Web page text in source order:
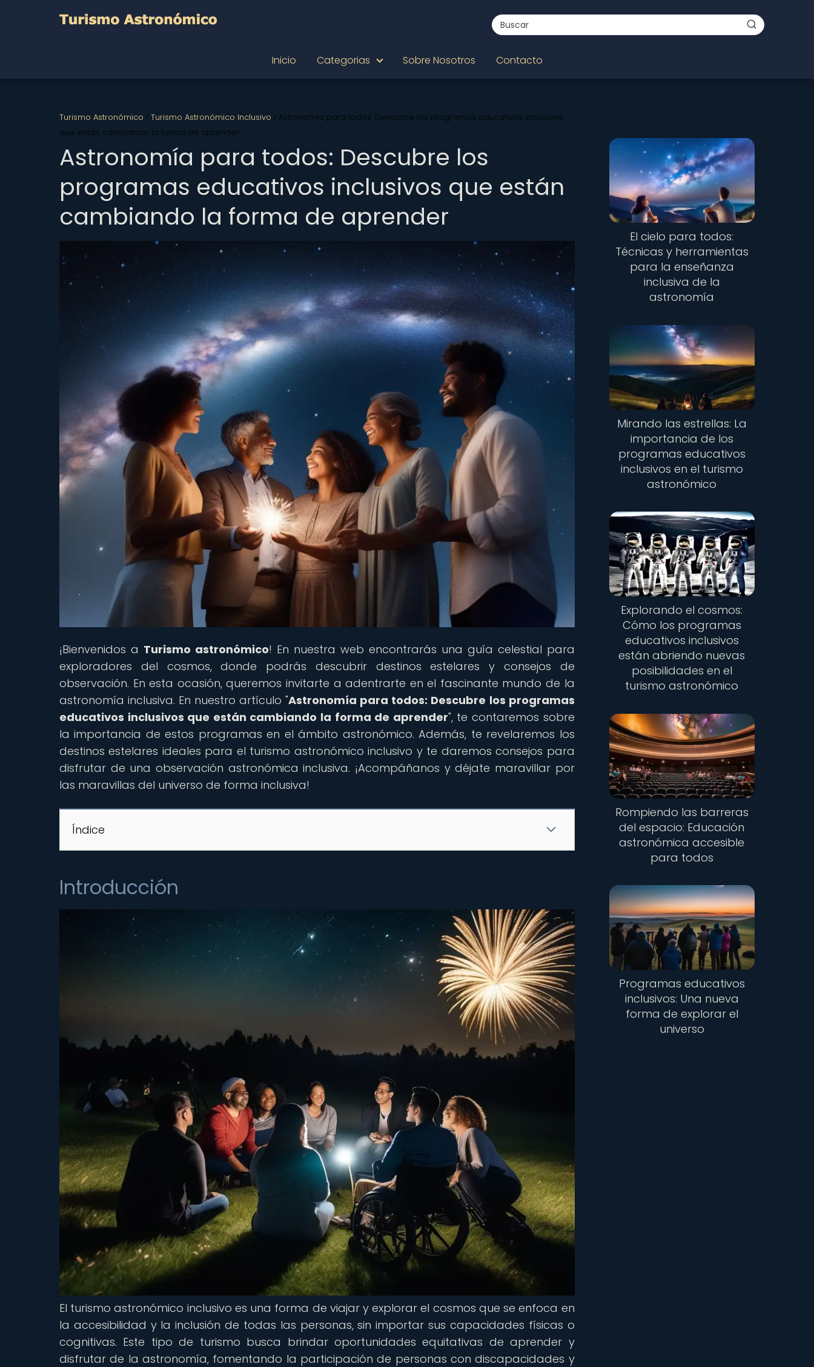
Inicio Categorias Sobre Nosotros Contacto
Turismo Astronómico Turismo Astronómico Inclusivo
Astronomía para todos: Descubre los programas educativos inclusivos
que están cambiando la forma de aprender
Astronomía para todos: Descubre los
programas educativos inclusivos que están
cambiando la forma de aprender
¡Bienvenidos a Turismo astronómico! En nuestra web encontrarás una guía celestial para
exploradores del cosmos, donde podrás descubrir destinos estelares y consejos de
observación. En esta ocasión, queremos invitarte a adentrarte en el fascinante mundo de la
astronomía inclusiva. En nuestro artículo "Astronomía para todos: Descubre los programas
educativos inclusivos que están cambiando la forma de aprender", te contaremos sobre
la importancia de estos programas en el ámbito astronómico. Además, te revelaremos los
destinos estelares ideales para el turismo astronómico inclusivo y te daremos consejos para
disfrutar de una observación astronómica inclusiva. ¡Acompáñanos y déjate maravillar por
las maravillas del universo de forma inclusiva!
Índice
Introducción
El turismo astronómico inclusivo es una forma de viajar y explorar el cosmos que se enfoca en
la accesibilidad y la inclusión de todas las personas, sin importar sus capacidades físicas o
cognitivas. Este tipo de turismo busca brindar oportunidades equitativas de aprender y
disfrutar de la astronomía, fomentando la participación de personas con discapacidades y
El cielo para todos:
Técnicas y herramientas
para la enseñanza
inclusiva de la
astronomía
Mirando las estrellas: La
importancia de los
programas educativos
inclusivos en el turismo
astronómico
Explorando el cosmos:
Cómo los programas
educativos inclusivos
están abriendo nuevas
posibilidades en el
turismo astronómico
Rompiendo las barreras
del espacio: Educación
astronómica accesible
para todos
Programas educativos
inclusivos: Una nueva
forma de explorar el
universo